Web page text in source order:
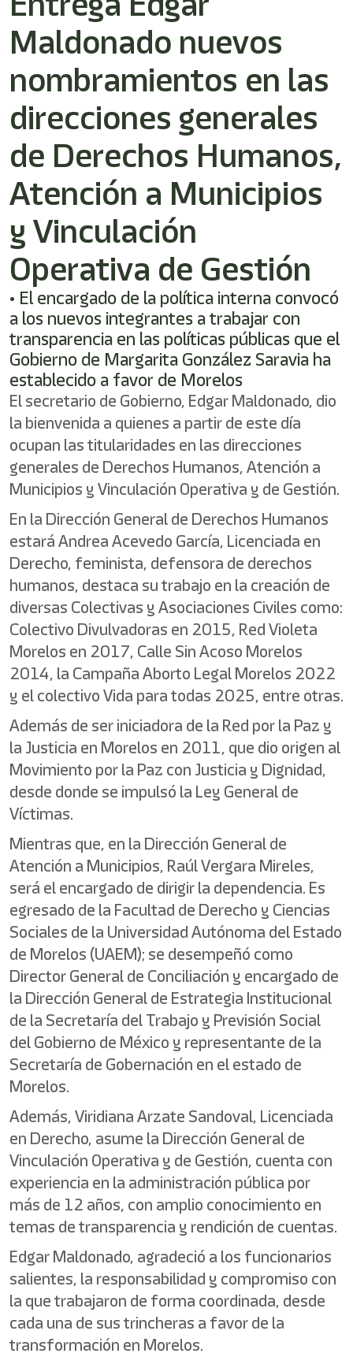
Este
acceso
directo
lector
de
pantalla
ayudarle
navegar
interactuar
con
contenido.
Maldonado nuevos
nombramientos en las
direcciones generales
de Derechos Humanos,
Atención a Municipios
y Vinculación
Operativa de Gestión
• El encargado de la política interna convocó
a los nuevos integrantes a trabajar con
transparencia en las políticas públicas que el
Gobierno de Margarita González Saravia ha
establecido a favor de Morelos
El secretario de Gobierno, Edgar Maldonado, dio
la bienvenida a quienes a partir de este día
ocupan las titularidades en las direcciones
generales de Derechos Humanos, Atención a
Municipios y Vinculación Operativa y de Gestión.
En la Dirección General de Derechos Humanos
estará Andrea Acevedo García, Licenciada en
Derecho, feminista, defensora de derechos
humanos, destaca su trabajo en la creación de
diversas Colectivas y Asociaciones Civiles como:
Colectivo Divulvadoras en 2015, Red Violeta
Morelos en 2017, Calle Sin Acoso Morelos
2014, la Campaña Aborto Legal Morelos 2022
y el colectivo Vida para todas 2025, entre otras.
Además de ser iniciadora de la Red por la Paz y
la Justicia en Morelos en 2011, que dio origen al
Movimiento por la Paz con Justicia y Dignidad,
desde donde se impulsó la Ley General de
Víctimas.
Mientras que, en la Dirección General de
Atención a Municipios, Raúl Vergara Mireles,
será el encargado de dirigir la dependencia. Es
egresado de la Facultad de Derecho y Ciencias
Sociales de la Universidad Autónoma del Estado
de Morelos (UAEM); se desempeñó como
Director General de Conciliación y encargado de
la Dirección General de Estrategia Institucional
de la Secretaría del Trabajo y Previsión Social
del Gobierno de México y representante de la
Secretaría de Gobernación en el estado de
Morelos.
Además, Viridiana Arzate Sandoval, Licenciada
en Derecho, asume la Dirección General de
Vinculación Operativa y de Gestión, cuenta con
experiencia en la administración pública por
más de 12 años, con amplio conocimiento en
temas de transparencia y rendición de cuentas.
Edgar Maldonado, agradeció a los funcionarios
salientes, la responsabilidad y compromiso con
la que trabajaron de forma coordinada, desde
cada una de sus trincheras a favor de la
transformación en Morelos.